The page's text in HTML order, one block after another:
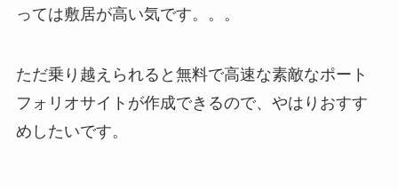
っては敷居が高い気です。。。
ただ乗り越えられると無料で高速な素敵なポート
フォリオサイトが作成できるので、やはりおすす
めしたいです。